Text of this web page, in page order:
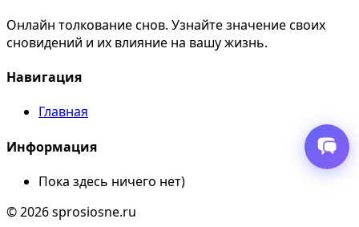
Онлайн толкование снов. Узнайте значение своих
сновидений и их влияние на вашу жизнь.
Навигация
Главная
Информация
Пока здесь ничего нет)
© 2026 sprosiosne.ru